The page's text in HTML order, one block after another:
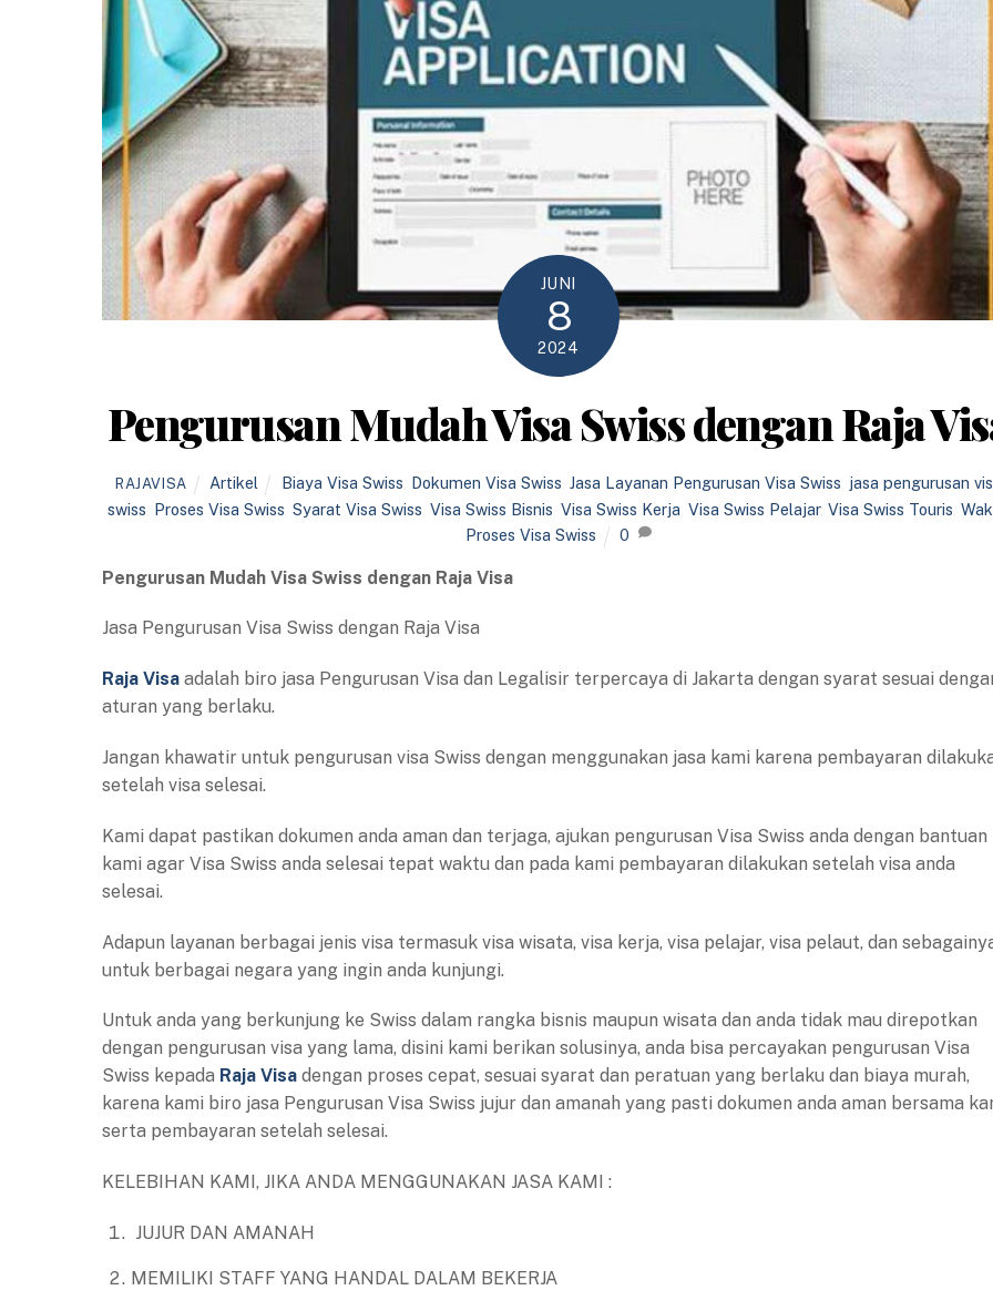
JUNI
8
2024
Pengurusan Mudah Visa Swiss dengan Raja
RAJAVISA Artikel Biaya Visa Swiss Dokumen Visa Swiss Jasa Layanan Pengurusan Visa Swiss jasa pengurusan
swiss Proses Visa Swiss ,Syarat Visa Swiss ,Visa Swiss Bisnis ,Visa Swiss Kerja ,Visa Swiss Pelajar,Visa Swiss Touris ,
Proses Visa Swiss
0
Pengurusan Mudah Visa Swiss dengan Raja Visa
Jasa Pengurusan Visa Swiss dengan Raja Visa
Raja Visa adalah biro jasa Pengurusan Visa dan Legalisir terpercaya di Jakarta dengan syarat sesuai
aturan yang berlaku.
Jangan khawatir untuk pengurusan visa Swiss dengan menggunakan jasa kami karena pembayaran
setelah visa selesai.
Kami dapat pastikan dokumen anda aman dan terjaga, ajukan pengurusan Visa Swiss anda dengan bantuan
kami agar Visa Swiss anda selesai tepat waktu dan pada kami pembayaran dilakukan setelah visa anda
selesai.
Adapun layanan berbagai jenis visa termasuk visa wisata, visa kerja, visa pelajar, visa pelaut, dan
untuk berbagai negara yang ingin anda kunjungi.
Untuk anda yang berkunjung ke Swiss dalam rangka bisnis maupun wisata dan anda tidak mau direpotkan
dengan pengurusan visa yang lama, disini kami berikan solusinya, anda bisa percayakan pengurusan Visa
Swiss kepada Raja Visa dengan proses cepat, sesuai syarat dan peratuan yang berlaku dan biaya murah,
karena kami biro jasa Pengurusan Visa Swiss jujur dan amanah yang pasti dokumen anda aman bersama
serta pembayaran setelah selesai.
KELEBIHAN KAMI, JIKA ANDA MENGGUNAKAN JASA KAMI :
JUJUR DAN AMANAH
MEMILIKI STAFF YANG HANDAL DALAM BEKERJA